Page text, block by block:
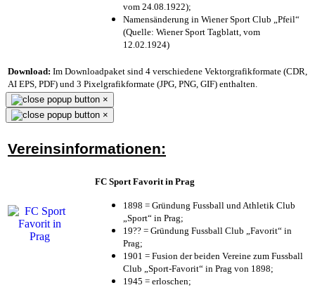
vom 24.08.1922);
Namensänderung in Wiener Sport Club „Pfeil“
(Quelle: Wiener Sport Tagblatt, vom
12.02.1924)
Download: Im Downloadpaket sind 4 verschiedene Vektorgrafikformate (CDR,
AI EPS, PDF) und 3 Pixelgrafikformate (JPG, PNG, GIF) enthalten.
×
×
Vereinsinformationen:
FC Sport Favorit in Prag
1898 = Gründung Fussball und Athletik Club
„Sport“ in Prag;
19?? = Gründung Fussball Club „Favorit“ in
Prag;
1901 = Fusion der beiden Vereine zum Fussball
Club „Sport-Favorit“ in Prag von 1898;
1945 = erloschen;